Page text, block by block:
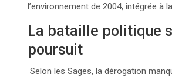
l’environnement de 2004, intégrée à
La bataille politique
poursuit
Selon les Sages, la dérogation